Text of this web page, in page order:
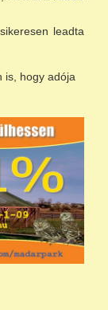
leadta
is, hogy adója